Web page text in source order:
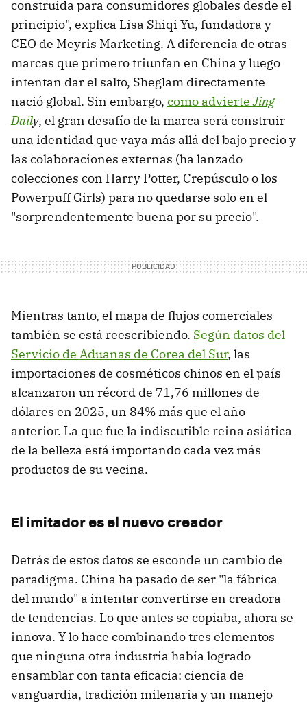
construida para consumidores globales desde el
principio", explica Lisa Shiqi Yu, fundadora y
CEO de Meyris Marketing. A diferencia de otras
marcas que primero triunfan en China y luego
intentan dar el salto, Sheglam directamente
nació global. Sin embargo, como advierteJing
Daily, el gran desafío de la marca será construir
una identidad que vaya más allá del bajo precio y
las colaboraciones externas (ha lanzado
colecciones con Harry Potter, Crepúsculo o los
Powerpuff Girls) para no quedarse solo en el
"sorprendentemente buena por su precio".
Mientras tanto, el mapa de flujos comerciales
también se está reescribiendo. Según datos del
Servicio de Aduanas de Corea del Sur, las
importaciones de cosméticos chinos en el país
alcanzaron un récord de 71,76 millones de
dólares en 2025, un 84% más que el año
anterior. La que fue la indiscutible reina asiática
de la belleza está importando cada vez más
productos de su vecina.
El imitador es el nuevo creador
Detrás de estos datos se esconde un cambio de
paradigma. China ha pasado de ser "la fábrica
del mundo" a intentar convertirse en creadora
de tendencias. Lo que antes se copiaba, ahora se
innova. Y lo hace combinando tres elementos
que ninguna otra industria había logrado
ensamblar con tanta eficacia: ciencia de
vanguardia, tradición milenaria y un manejo